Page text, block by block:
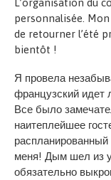
personnalisée.
de retourner l’été
bientôt !
Я провела
французский идет
Все было
наитеплейшее
меня! Дым шел из
обязательно